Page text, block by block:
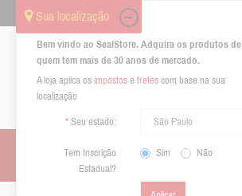
Impressoras de Etiquetas
Bem vindo ao SealStore. Adquira os produtos de
quem tem mais de 30 anos de mercado.
A loja aplica os impostos e fretes com base na sua
localização
Seu estado:
Tem Inscrição
Estadual?
Sim Não
Sua localização